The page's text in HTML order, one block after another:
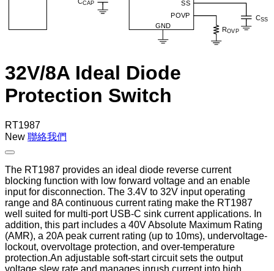
32V/8A Ideal Diode
Protection Switch
RT1987
New 聯絡我們
The RT1987 provides an ideal diode reverse current
blocking function with low forward voltage and an enable
input for disconnection. The 3.4V to 32V input operating
range and 8A continuous current rating make the RT1987
well suited for multi-port USB-C sink current applications. In
addition, this part includes a 40V Absolute Maximum Rating
(AMR), a 20A peak current rating (up to 10ms), undervoltage-
lockout, overvoltage protection, and over-temperature
protection.An adjustable soft-start circuit sets the output
voltage slew rate and manages inrush current into high